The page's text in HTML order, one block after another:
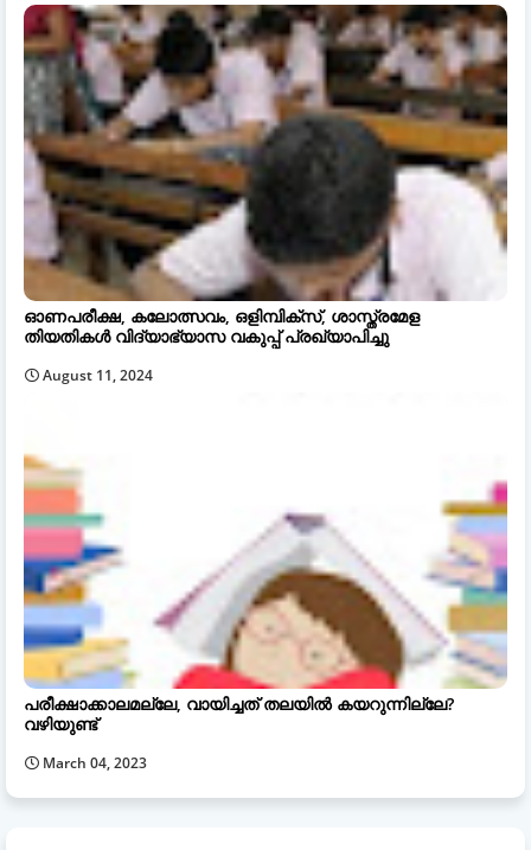
ഓണപരീക്ഷ, കലോത്സവം, ഒളിമ്പിക്സ്, ശാസ്ത്രമേള
തിയതികൾ വിദ്യാഭ്യാസ വകുപ്പ് പ്രഖ്യാപിച്ചു
August 11, 2024
പരീക്ഷാക്കാലമല്ലേ, വായിച്ചത് തലയില്‍ കയറുന്നില്ലേ?
വഴിയുണ്ട്
March 04, 2023